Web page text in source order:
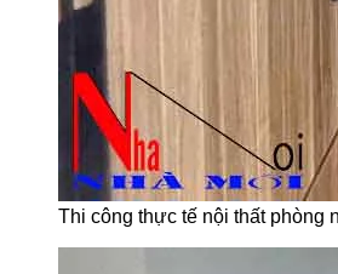
Thi công thực tế nội thất phòng